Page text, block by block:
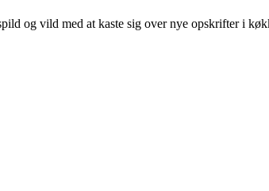
og vild med at kaste sig over nye opskrifter i